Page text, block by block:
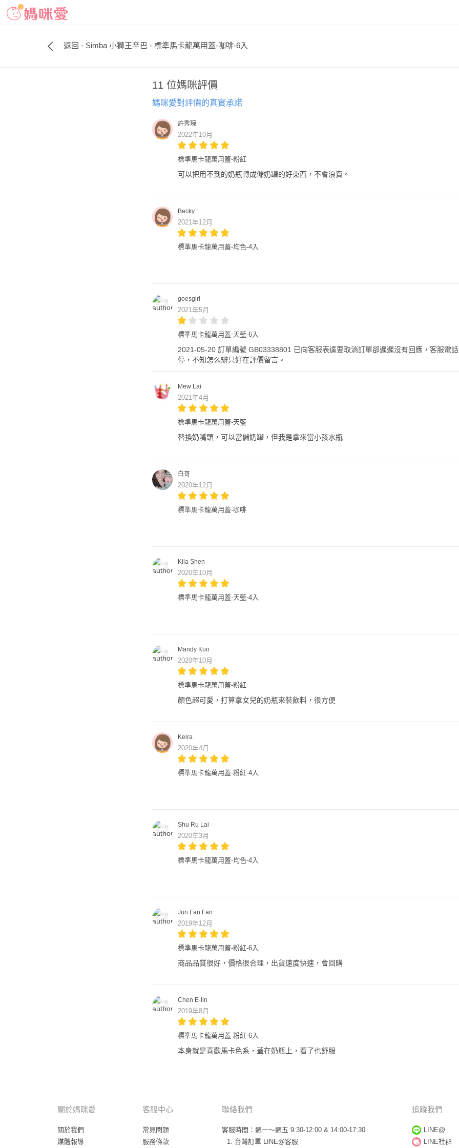
返回 - Simba 小獅王辛巴 - 標準馬卡龍萬用蓋-咖啡-6入
11 位媽咪評價
媽咪愛對評價的真實承諾
許秀琬
2022年10月
標準馬卡龍萬用蓋-粉紅
可以把用不到的奶瓶轉成儲奶罐的好東西，不會浪費。
Becky
2021年12月
標準馬卡龍萬用蓋-均色-4入
goesgirl
2021年5月
標準馬卡龍萬用蓋-天藍-6入
2021-05-20 訂單編號 GB03338801 已向客服表達要取消訂單卻遲遲沒有回應，客服電
停，不知怎么辦只好在評價留言。
Mew Lai
2021年4月
標準馬卡龍萬用蓋-天藍
替換奶嘴頭，可以當儲奶罐，但我是拿來當小孩水瓶
白哥
2020年12月
標準馬卡龍萬用蓋-咖啡
Kila Shen
2020年10月
標準馬卡龍萬用蓋-天藍-4入
Mandy Kuo
2020年10月
標準馬卡龍萬用蓋-粉紅
顏色超可愛，打算拿女兒的奶瓶來裝飲料，很方便
Keira
2020年4月
標準馬卡龍萬用蓋-粉紅-4入
Shu Ru Lai
2020年3月
標準馬卡龍萬用蓋-均色-4入
Jun Fan Fan
2019年12月
標準馬卡龍萬用蓋-粉紅-6入
商品品質很好，價格很合理，出貨速度快速，會回購
Chen E-lin
2019年8月
標準馬卡龍萬用蓋-粉紅-6入
本身就是喜歡馬卡色系，蓋在奶瓶上，看了也舒服
關於媽咪愛
關於我們
媒體報導
客服中心
常見問題
服務條款
聯絡我們
客服時間：週一～週五 9:30-12:00 & 14:00-17:30
台灣訂單 LINE@客服
追蹤我們
LINE@
LINE社群